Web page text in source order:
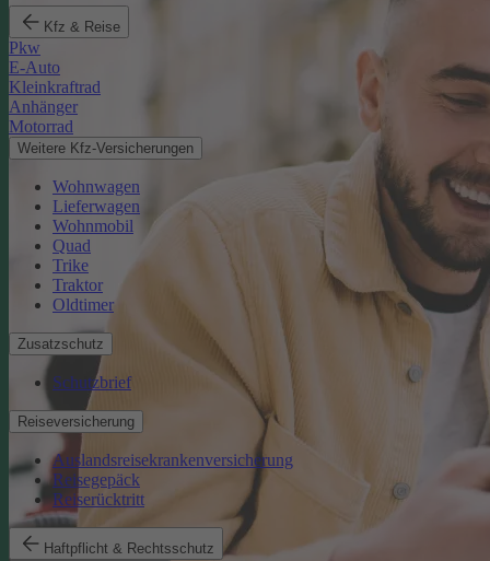
Kfz & Reise
Pkw
E-Auto
Kleinkraftrad
Anhänger
Motorrad
Weitere Kfz-Versicherungen
Wohnwagen
Lieferwagen
Wohnmobil
Quad
Trike
Traktor
Oldtimer
Zusatzschutz
Schutzbrief
Reiseversicherung
Auslandsreisekrankenversicherung
Reisegepäck
Reiserücktritt
Haftpflicht & Rechtsschutz